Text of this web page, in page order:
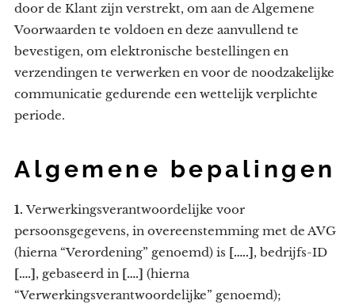
door de Klant zijn verstrekt, om aan de Algemene
Voorwaarden te voldoen en deze aanvullend te
bevestigen, om elektronische bestellingen en
verzendingen te verwerken en voor de noodzakelijke
communicatie gedurende een wettelijk verplichte
periode.
Algemene bepalingen
1.Verwerkingsverantwoordelijke voor
persoonsgegevens, in overeenstemming met de AVG
(hierna “Verordening” genoemd) is […..], bedrijfs-ID
[….], gebaseerd in [….] (hierna
“Verwerkingsverantwoordelijke” genoemd);